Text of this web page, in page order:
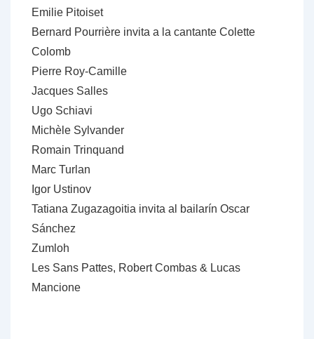
Emilie Pitoiset
Bernard Pourrière invita a la cantante Colette
Colomb
Pierre Roy-Camille
Jacques Salles
Ugo Schiavi
Michèle Sylvander
Romain Trinquand
Marc Turlan
Igor Ustinov
Tatiana Zugazagoitia invita al bailarín Oscar
Sánchez
Zumloh
Les Sans Pattes, Robert Combas & Lucas
Mancione